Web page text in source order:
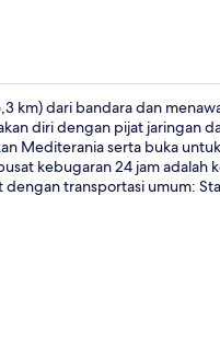
km) dari bandara dan
diri dengan pijat jaringan
Mediterania serta buka
kebugaran 24 jam adalah
transportasi umum: